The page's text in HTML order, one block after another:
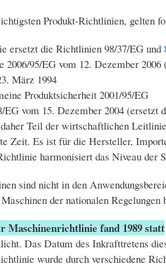
Produkt-Richtlinien, gelten
ersetzt die Richtlinien 98/37/EG und
2006/95/EG vom 12. Dezember
März 1994
Produktsicherheit 2001/95/EG
vom 15. Dezember 2004
Teil der wirtschaftlichen
Zeit. Es ist für die Hersteller,
harmonisiert das Niveau der
sind nicht in den
der nationalen
Maschinenrichtlinie fand 1989 statt
Das Datum des Inkrafttretens
wurde durch verschiedene